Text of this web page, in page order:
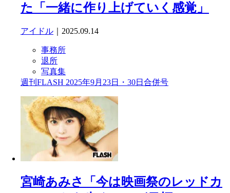
た「一緒に作り上げていく感覚」
アイドル ｜2025.09.14
事務所
退所
写真集
週刊FLASH 2025年9月23日・30日合併号
宮崎あみさ「今は映画祭のレッドカ